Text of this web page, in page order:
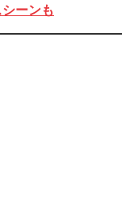
ーンも